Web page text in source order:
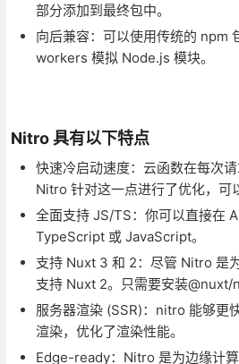
部分添加到最终包中。
向后兼容：可以使用传统的 npm
workers 模拟 Node.js 模块。
Nitro 具有以下特点
快速冷启动速度：云函数在每次请
Nitro 针对这一点进行了优化，可
全面支持 JS/TS：你可以直接在
TypeScript 或 JavaScript。
支持 Nuxt 3 和 2：尽管 Nitro 是
支持 Nuxt 2。只需要安装@nuxt/
服务器渲染 (SSR)：nitro 能够更
渲染，优化了渲染性能。
Edge-ready：Nitro 是为边缘计